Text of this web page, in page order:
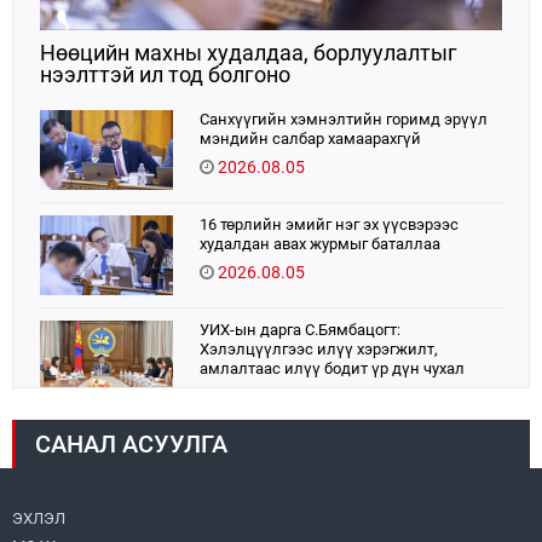
Нөөцийн махны худалдаа, борлуулалтыг
нээлттэй ил тод болгоно
Санхүүгийн хэмнэлтийн горимд эрүүл
мэндийн салбар хамаарахгүй
2026.08.05
16 төрлийн эмийг нэг эх үүсвэрээс
худалдан авах журмыг баталлаа
2026.08.05
УИХ-ын дарга С.Бямбацогт:
Хэлэлцүүлгээс илүү хэрэгжилт,
амлалтаас илүү бодит үр дүн чухал
Монголбанк 7 дугаар сард 1,439.2 кг үнэт
САНАЛ АСУУЛГА
ЭХЛЭЛ